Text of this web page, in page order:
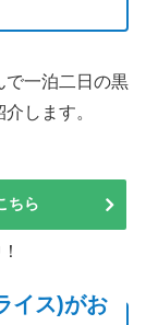
で一泊二日の黒
します。
ちら
イス)がお